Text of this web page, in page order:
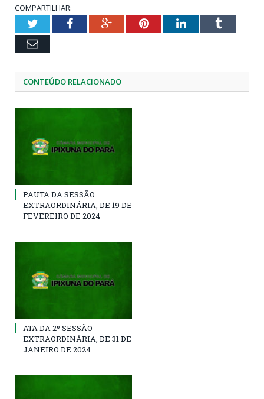
COMPARTILHAR:
TwitterFacebookGoogle+PinterestLinkedInTumblr
Email
CONTEÚDO RELACIONADO
PAUTA DA SESSÃO
EXTRAORDINÁRIA, DE 19 DE
FEVEREIRO DE 2024
ATA DA 2º SESSÃO
EXTRAORDINÁRIA, DE 31 DE
JANEIRO DE 2024